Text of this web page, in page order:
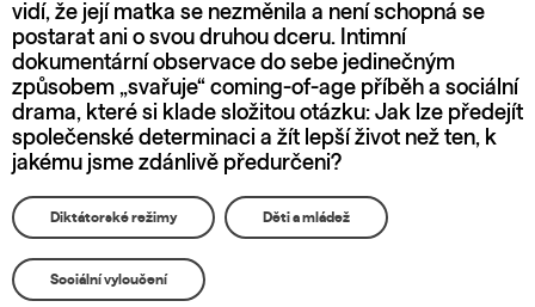
vidí, že její matka se nezměnila a není schopná se
postarat ani o svou druhou dceru. Intimní
dokumentární observace do sebe jedinečným
způsobem „svařuje“ coming-of-age příběh a sociální
drama, které si klade složitou otázku: Jak lze předejít
společenské determinaci a žít lepší život než ten, k
jakému jsme zdánlivě předurčeni?
Diktátorské režimy Děti a mládež
Sociální vyloučení